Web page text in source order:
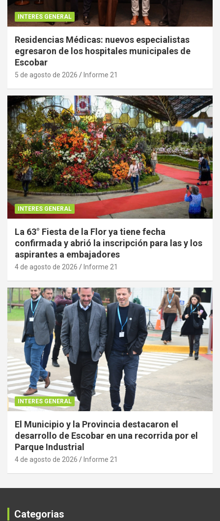
INTERES GENERAL
Residencias Médicas: nuevos especialistas
egresaron de los hospitales municipales de
Escobar
5 de agosto de 2026 Informe 21
INTERES GENERAL
La 63° Fiesta de la Flor ya tiene fecha
confirmada y abrió la inscripción para las y los
aspirantes a embajadores
4 de agosto de 2026 Informe 21
INTERES GENERAL
El Municipio y la Provincia destacaron el
desarrollo de Escobar en una recorrida por el
Parque Industrial
4 de agosto de 2026 Informe 21
Categorias